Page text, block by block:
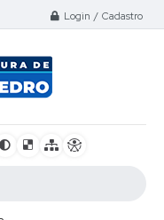
Login / Cadastro